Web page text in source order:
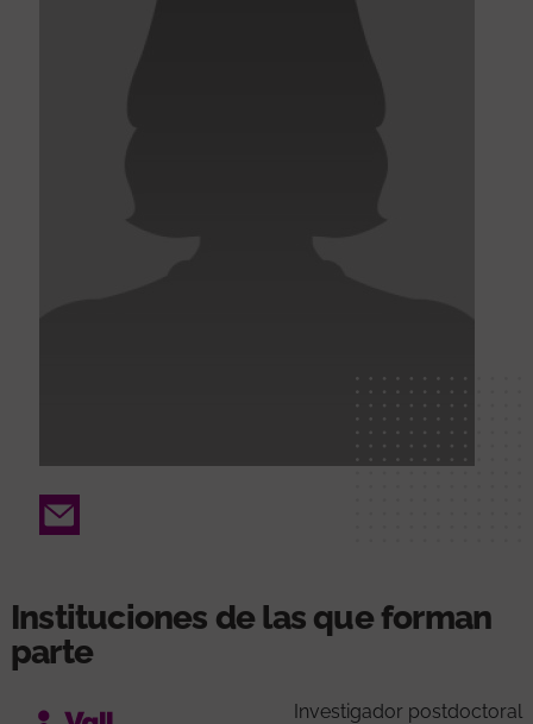
Email
Instituciones de las que forman
parte
Investigador postdoctoral